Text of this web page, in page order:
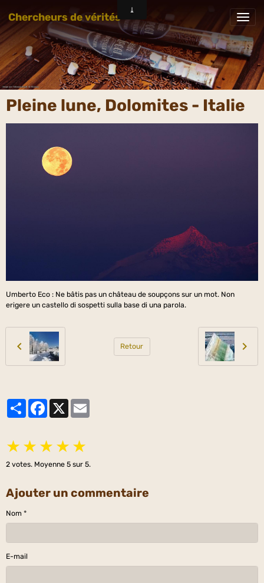
Chercheurs de vérités
Pleine lune, Dolomites - Italie
Umberto Eco : Ne bâtis pas un château de soupçons sur un mot. Non
erigere un castello di sospetti sulla base di una parola.
Retour
PartagerFacebook
★ ★ ★ ★ ★
2 votes. Moyenne 5 sur 5.
Ajouter un commentaire
Nom
E-mail